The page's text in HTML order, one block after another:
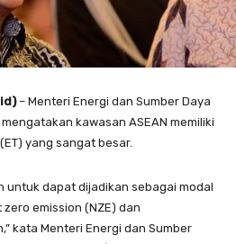
– Menteri Energi dan Sumber Daya
kawasan ASEAN memiliki
yang sangat besar.
untuk dapat dijadikan sebagai modal
emission (NZE) dan
kata Menteri Energi dan Sumber